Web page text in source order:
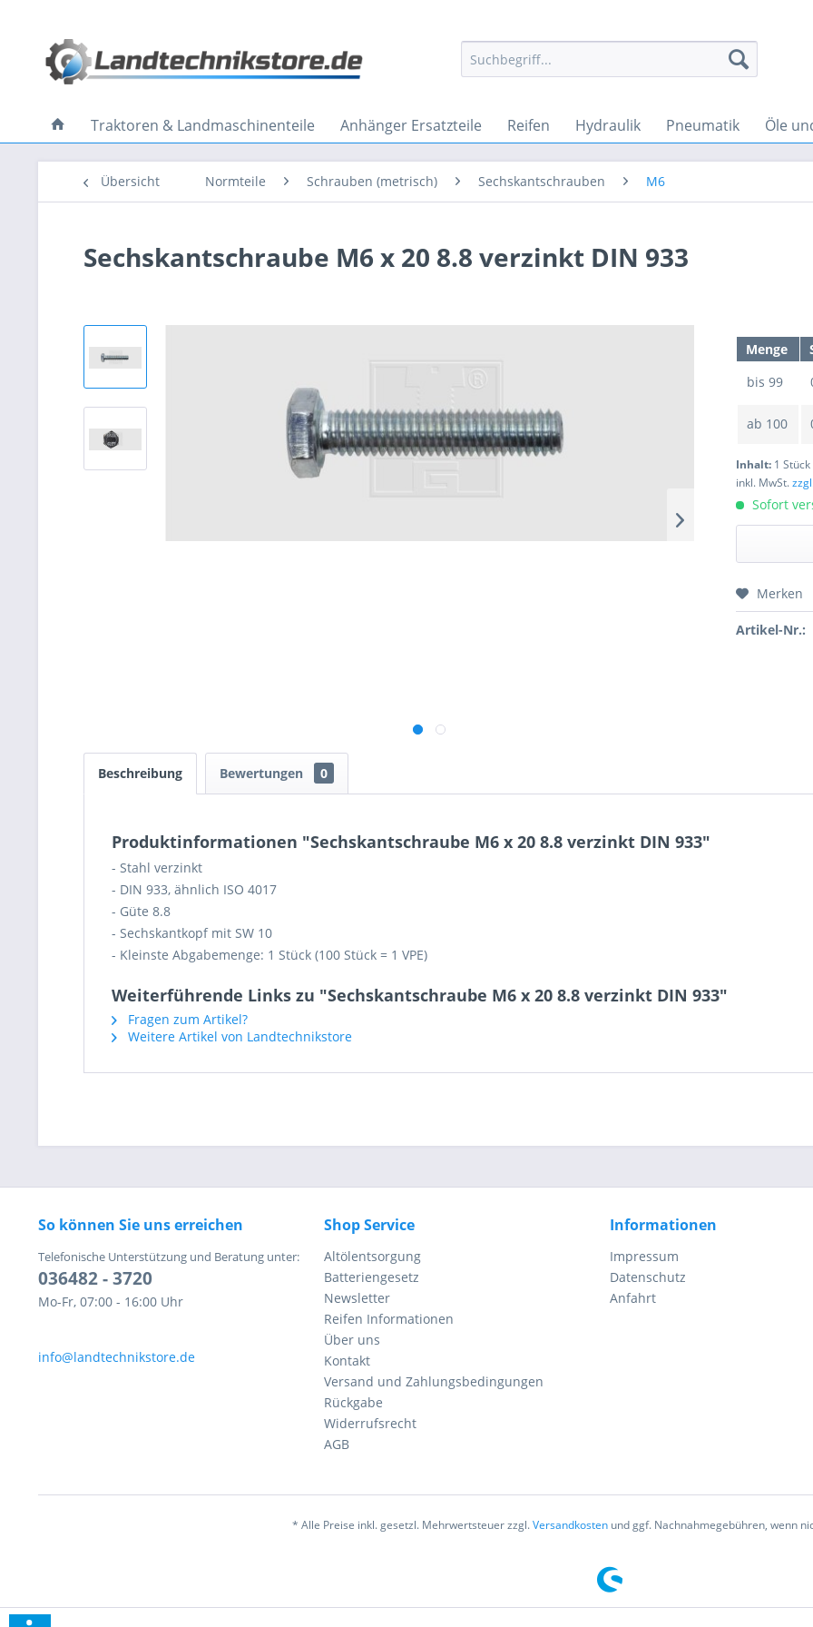
Traktoren & Landmaschinenteile Anhänger Ersatzteile Reifen Hydraulik Pneumatik Öle
Übersicht Normteile Schrauben (metrisch) Sechskantschrauben M6
Sechskantschraube M6 x 20 8.8 verzinkt DIN 933
Menge
bis99
ab 100
Inhalt: 1 Stück
inkl. MwSt.
Sofort
Preis
Merken
Artikel-Nr.:
Beschreibung Bewertungen 0
Produktinformationen "Sechskantschraube M6 x 20 8.8 verzinkt DIN 933"
- Stahl verzinkt
- DIN 933, ähnlich ISO 4017
- Güte 8.8
- Sechskantkopf mit SW 10
- Kleinste Abgabemenge: 1 Stück (100 Stück = 1 VPE)
Weiterführende Links zu "Sechskantschraube M6 x 20 8.8 verzinkt DIN 933"
Fragen zum Artikel?
Weitere Artikel von Landtechnikstore
So können Sie uns erreichen
Telefonische Unterstützung und Beratung unter:
036482 - 3720
Mo-Fr, 07:00 - 16:00 Uhr
info@landtechnikstore.de
Shop Service
Altölentsorgung
Batteriengesetz
Newsletter
Reifen Informationen
Über uns
Kontakt
Versand und Zahlungsbedingungen
Rückgabe
Widerrufsrecht
AGB
Informationen
Impressum
Datenschutz
Anfahrt
* Alle Preise inkl. gesetzl. Mehrwertsteuer zzgl.Versandkostenund ggf. Nachnahmegebühren, wenn